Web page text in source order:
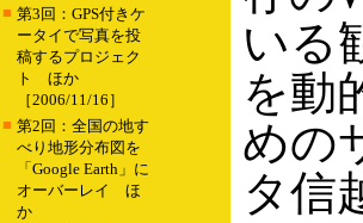
■ 第3回：GPS付きケ
ータイで写真を投
稿するプロジェク
ト ほか
［2006/11/16］
■ 第2回：全国の地す
べり地形分布図を
「Google Earth」に
オーバーレイ ほ
か
いる
を動
めの
タ信